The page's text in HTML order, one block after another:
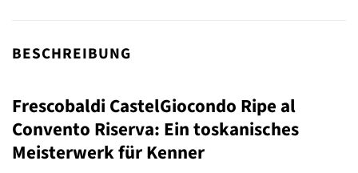
BESCHREIBUNG
Frescobaldi CastelGiocondo Ripe al
Convento Riserva: Ein toskanisches
Meisterwerk für Kenner